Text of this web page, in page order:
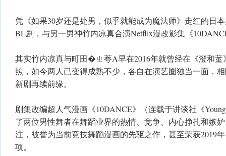
凭《如果30岁还是处男，似乎就能成为魔法师》走红的日
BL剧，与另一男神竹内凉真合演Netflix漫改影集《
其实竹内凉真与町田�ㄓ荂A早在2016年就曾经在《澄和
照，如今两人已变得成熟不少，各自在演艺圈独当一面，
新剧再续前缘。
剧集改编超人气漫画《10DANCE》（连载于讲谈社《
了两位男性舞者在舞蹈业界的热情、竞争、内心挣扎和嫉
注，被誉为当前竞技舞蹈漫画的先驱之作，甚至荣获2019
项。